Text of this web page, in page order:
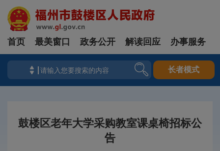
首页 最美窗口 政务公开 解读回应 办事服务
长者模式
鼓楼区老年大学采购教室课桌椅招标公
告